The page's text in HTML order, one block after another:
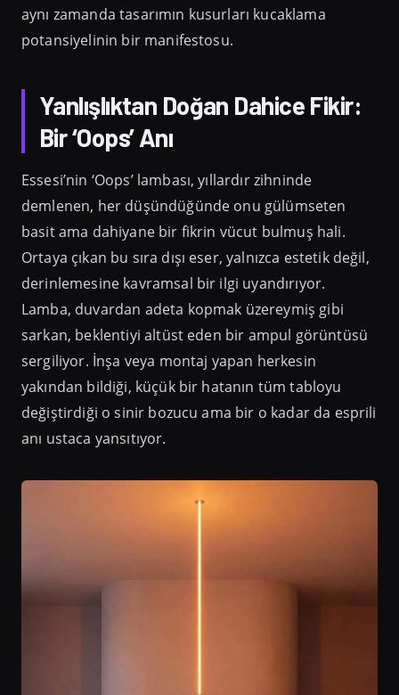
aynı zamanda tasarımın kusurları kucaklama
potansiyelinin bir manifestosu.
Yanlışlıktan Doğan Dahice Fikir:
Bir ‘Oops’ Anı
Essesi’nin ‘Oops’ lambası, yıllardır zihninde
demlenen, her düşündüğünde onu gülümseten
basit ama dahiyane bir fikrin vücut bulmuş hali.
Ortaya çıkan bu sıra dışı eser, yalnızca estetik değil,
derinlemesine kavramsal bir ilgi uyandırıyor.
Lamba, duvardan adeta kopmak üzereymiş gibi
sarkan, beklentiyi altüst eden bir ampul görüntüsü
sergiliyor. İnşa veya montaj yapan herkesin
yakından bildiği, küçük bir hatanın tüm tabloyu
değiştirdiği o sinir bozucu ama bir o kadar da esprili
anı ustaca yansıtıyor.